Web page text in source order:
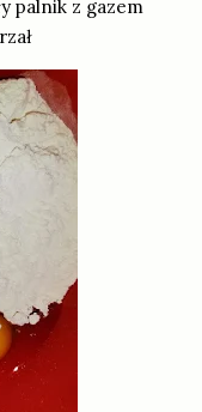
palnik z gazem